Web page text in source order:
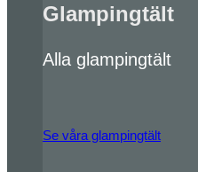
Glampingtält
Alla glampingtält
Se våra glampingtält